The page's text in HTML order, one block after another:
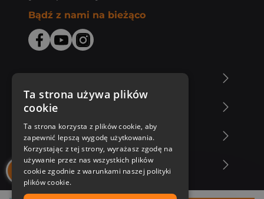
Bądź z nami na bieżąco
Zakupy u nas
Nasza oferta
Nasi autorzy
Ta strona używa plików
cookie
Ta strona korzysta z plików cookie, aby
zapewnić lepszą wygodę użytkowania.
Korzystając z tej strony, wyrażasz zgodę na
używanie przez nas wszystkich plików
cookie zgodnie z warunkami naszej polityki
plików cookie.